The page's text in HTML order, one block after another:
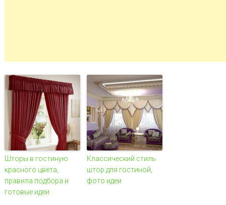
Шторы в гостиную
красного цвета,
правила подбора и
готовые идеи
Классический стиль
штор для гостиной,
фото идеи